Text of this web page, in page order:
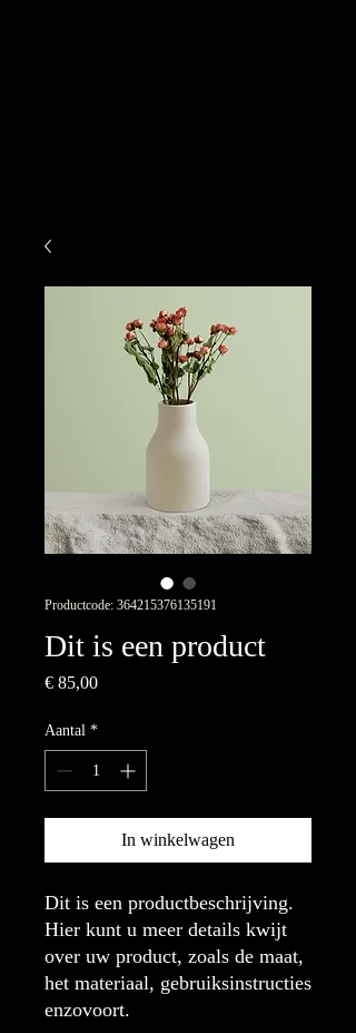
Productcode: 364215376135191
Dit is een product
€ 85,00Prijs
Aantal *
In winkelwagen
Dit is een productbeschrijving.
Hier kunt u meer details kwijt
over uw product, zoals de maat,
het materiaal, gebruiksinstructies
enzovoort.